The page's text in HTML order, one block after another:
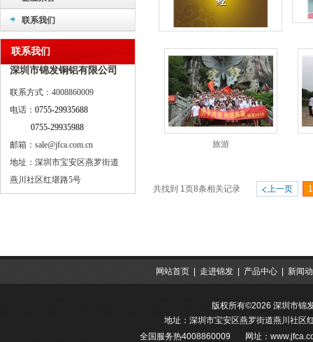
联系我们
联系我们
深圳市锦发铜铝有限公司
联系方式：4008860009
电话： 0755-29935688
0755-29935988
邮箱：sale@jfca.com.cn
地址：深圳市宝安区燕罗街道
燕川社区红堪路5号
旅游
共找到 1页8条相关记录 上一页 1
网站首页| 走进锦发| 产品中心| 新闻
版权所有©2026 深圳市锦
地址：深圳市宝安区燕罗街道燕川社
全国服务热4008860009 网址：